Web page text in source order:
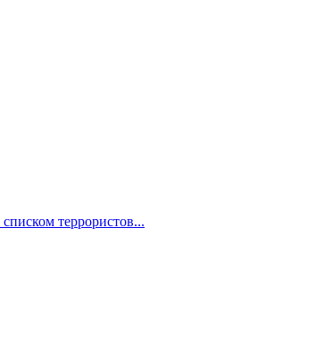
террористов...